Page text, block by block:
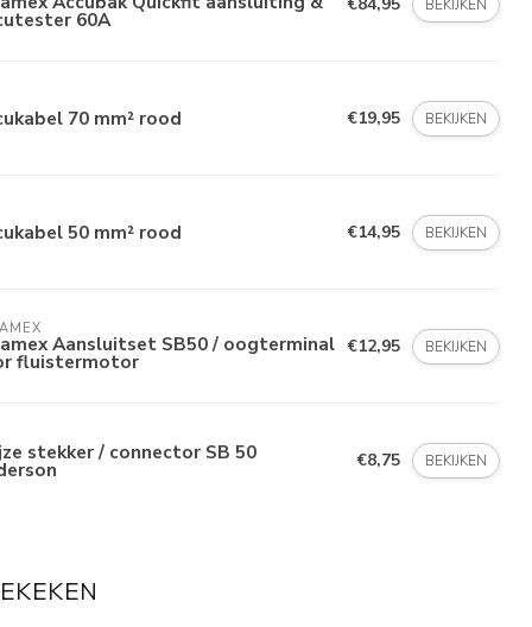
60A
BEKIJKEN
70 mm² rood €19,95 BEKIJKEN
50 mm² rood €14,95 BEKIJKEN
Aansluitset SB50 / oogterminal
fluistermotor
€12,95 BEKIJKEN
stekker / connector SB 50 €8,75 BEKIJKEN